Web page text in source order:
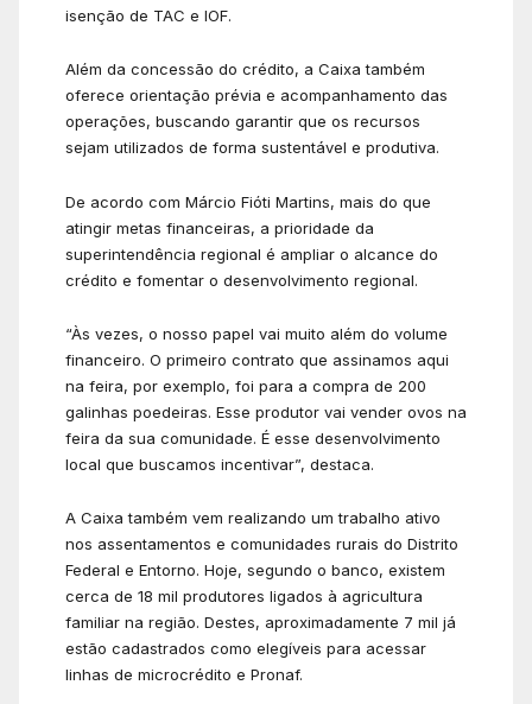
isenção de TAC e IOF.
Além da concessão do crédito, a Caixa também
oferece orientação prévia e acompanhamento das
operações, buscando garantir que os recursos
sejam utilizados de forma sustentável e produtiva.
De acordo com Márcio Fióti Martins, mais do que
atingir metas financeiras, a prioridade da
superintendência regional é ampliar o alcance do
crédito e fomentar o desenvolvimento regional.
“Às vezes, o nosso papel vai muito além do volume
financeiro. O primeiro contrato que assinamos aqui
na feira, por exemplo, foi para a compra de 200
galinhas poedeiras. Esse produtor vai vender ovos na
feira da sua comunidade. É esse desenvolvimento
local que buscamos incentivar”, destaca.
A Caixa também vem realizando um trabalho ativo
nos assentamentos e comunidades rurais do Distrito
Federal e Entorno. Hoje, segundo o banco, existem
cerca de 18 mil produtores ligados à agricultura
familiar na região. Destes, aproximadamente 7 mil já
estão cadastrados como elegíveis para acessar
linhas de microcrédito e Pronaf.